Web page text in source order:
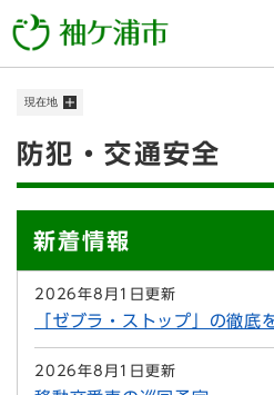
ー
メニューを飛ば
現在地
本
防犯・交通安全
新着情報
2026年8月1日更新
「ゼブラ・ストップ」の徹底
2026年8月1日更新